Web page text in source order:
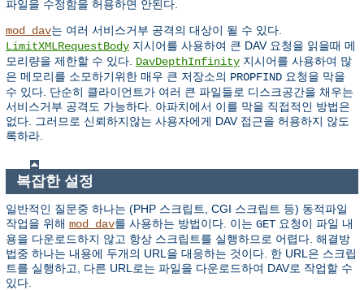
파일을 수정함을 허용하면 안된다.
mod_dav는 여러 서비스거부 공격의 대상이 될 수 있다.
LimitXMLRequestBody 지시어를 사용하여 큰 DAV 요청을 읽을때 메
모리량을 제한할 수 있다. DavDepthInfinity 지시어를 사용하여 많
은 메모리를 소모하기위한 매우 큰 저장소의 PROPFIND 요청을 막을
수 있다. 단순히 클라이언트가 여러 큰 파일들로 디스크공간을 채우는
서비스거부 공격도 가능하다. 아파치에서 이를 막을 직접적인 방법은
없다. 그러므로 신뢰하지않는 사용자에게 DAV 접근을 허용하지 않도
록하라.
복잡한 설정
일반적인 질문중 하나는 (PHP 스크립트, CGI 스크립트 등) 동적파일
작업을 위해 mod_dav를 사용하는 방법이다. 이는 GET 요청이 파일 내
용을 다운로드하지 않고 항상 스크립트를 실행하므로 어렵다. 해결방
법중 하나는 내용에 두개의 URL을 대응하는 것이다. 한 URL은 스크립
트를 실행하고, 다른 URL로는 파일을 다운로드하여 DAV로 작업할 수
있다.